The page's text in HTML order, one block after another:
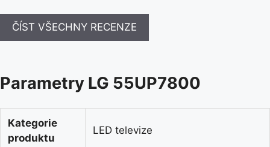
ČÍST VŠECHNY RECENZE
Parametry LG 55UP7800
Kategorie
produktu
LED televize